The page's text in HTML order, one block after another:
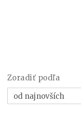
Zoradiť podľa